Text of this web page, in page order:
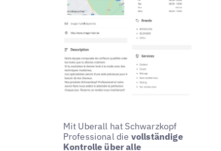
Mit Uberall hat Schwarzkopf
Professional die vollständige
Kontrolle über alle